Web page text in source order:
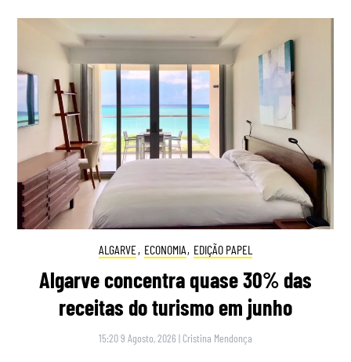
ALGARVE, ECONOMIA, EDIÇÃO PAPEL
Algarve concentra quase 30% das
receitas do turismo em junho
15:20 9 Agosto, 2026 | Cristina Mendonça